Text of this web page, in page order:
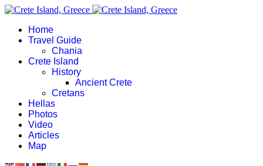
Home
Travel Guide
Chania
Crete Island
History
Ancient Crete
Cretans
Hellas
Photos
Video
Articles
Map